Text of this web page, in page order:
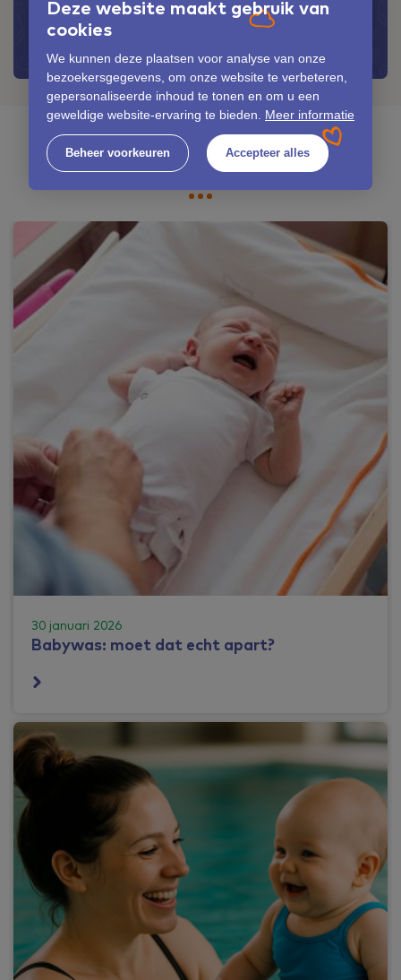
Deze website maakt gebruik van
cookies
We kunnen deze plaatsen voor analyse van onze
bezoekersgegevens, om onze website te verbeteren,
gepersonaliseerde inhoud te tonen en om u een
geweldige website-ervaring te bieden. Meer informatie
Beheer voorkeuren Accepteer alles
Alles over thuis bevallen, in het
kraamhotel of in het ziekenhuis
GERELATEERDE BERICHTEN
Ook leuk om te lezen
30 januari 2026
Babywas: moet dat echt apart?